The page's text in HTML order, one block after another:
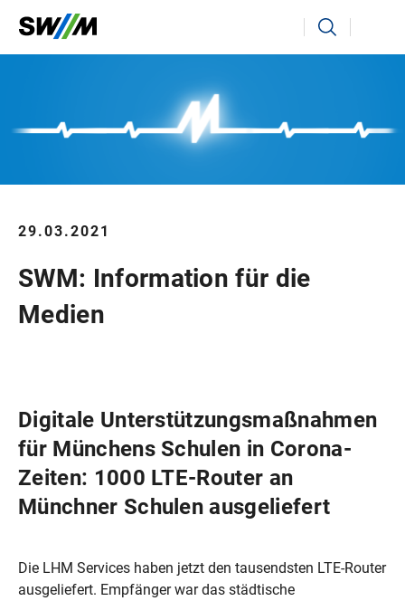
Ihr Suchbegriff Suchen
29.03.2021
SWM: Information für die
Medien
Digitale Unterstützungsmaßnahmen
für Münchens Schulen in Corona-
Zeiten: 1000 LTE-Router an
Münchner Schulen ausgeliefert
Die LHM Services haben jetzt den tausendsten LTE-Router
ausgeliefert. Empfänger war das städtische